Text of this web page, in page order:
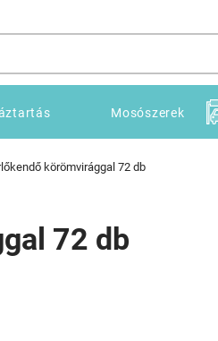
Mosószerek
körömvirággal 72 db
72 db